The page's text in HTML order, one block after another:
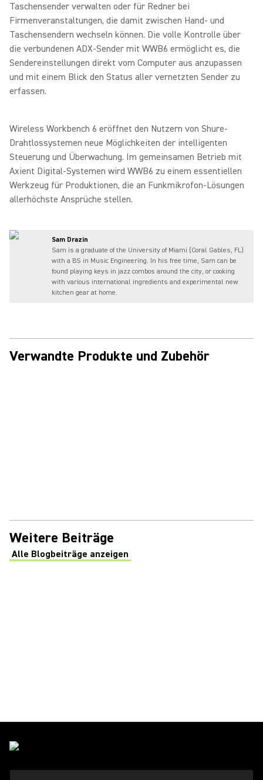
Taschensender verwalten oder für Redner bei
Firmenveranstaltungen, die damit zwischen Hand- und
Taschensendern wechseln können. Die volle Kontrolle über
die verbundenen ADX-Sender mit WWB6 ermöglicht es, die
Sendereinstellungen direkt vom Computer aus anzupassen
und mit einem Blick den Status aller vernetzten Sender zu
erfassen.
Wireless Workbench 6 eröffnet den Nutzern von Shure-
Drahtlossystemen neue Möglichkeiten der intelligenten
Steuerung und Überwachung. Im gemeinsamen Betrieb mit
Axient Digital-Systemen wird WWB6 zu einem essentiellen
Werkzeug für Produktionen, die an Funkmikrofon-Lösungen
allerhöchste Ansprüche stellen.
Sam Drazin
Sam is a graduate of the University of Miami (Coral Gables, FL)
with a BS in Music Engineering. In his free time, Sam can be
found playing keys in jazz combos around the city, or cooking
with various international ingredients and experimental new
kitchen gear at home.
Verwandte Produkte und Zubehör
Weitere Beiträge
Alle Blogbeiträge anzeigen
(Opens in a new tab)